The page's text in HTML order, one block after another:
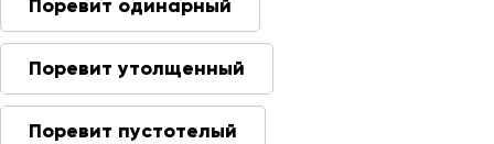
Поревит одинарный
Поревит утолщенный
Поревит пустотелый